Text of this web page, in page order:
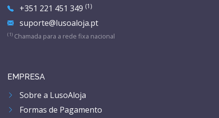
+351 221 451 349 (1)
suporte@lusoaloja.pt
(1) Chamada para a rede fixa nacional
EMPRESA
Sobre a LusoAloja
Formas de Pagamento